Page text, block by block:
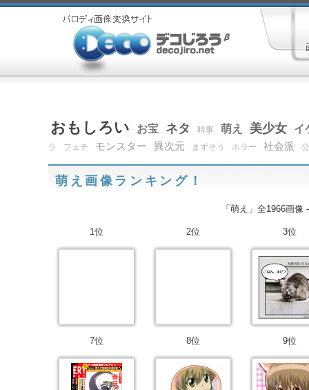
おもしろい お宝 ネタ 時事 萌え 美少女 イ
ラ フェチ モンスター 異次元 まずそう ホラー 社会派
萌え画像ランキング！
「萌え」全1966画像
1位 2位 3位
7位 8位 9位